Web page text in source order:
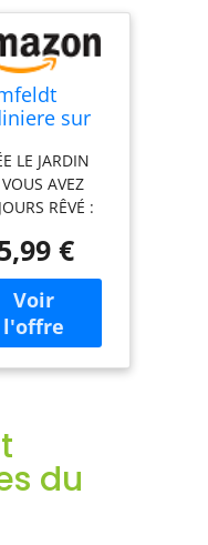
sur
sur
Jardinage
en
Jardin
Bac
en Acier,
LE JARDIN
AVEZ
RÊVÉ :
jardiniere sur
vous permet
la
du sol et
qu'il ne se
à vos
de
€
du